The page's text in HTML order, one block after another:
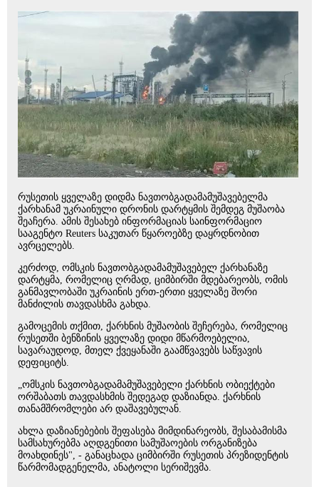
რუსეთის ყველაზე დიდმა ნავთობგადამამუშავებელმა
ქარხანამ უკრაინული დრონის დარტყმის შემდეგ მუშაობა
შეაჩერა. ამის შესახებ ინფორმაციას საინფორმაციო
სააგენტო Reuters საკუთარ წყაროებზე დაყრდნობით
ავრცელებს.
კერძოდ, ომსკის ნავთობგადამამუშავებელ ქარხანაზე
დარტყმა, რომელიც ღრმად, ციმბირში მდებარეობს, ომის
განმავლობაში უკრაინის ერთ-ერთი ყველაზე შორი
მანძილის თავდასხმა გახდა.
გამოცემის თქმით, ქარხნის მუშაობის შეჩერება, რომელიც
რუსეთში ბენზინის ყველაზე დიდი მწარმოებელია,
სავარაუდოდ, მთელ ქვეყანაში გაამწვავებს საწვავის
დეფიციტს.
„ომსკის ნავთობგადამამუშავებელი ქარხნის ობიექტები
ორშაბათს თავდასხმის შედეგად დაზიანდა. ქარხნის
თანამშრომლები არ დაშავებულან.
ახლა დაზიანებების შეფასება მიმდინარეობს, შესაბამისმა
სამსახურებმა აღდგენითი სამუშაოების ორგანიზება
მოახდინეს", - განაცხადა ციმბირში რუსეთის პრეზიდენტის
წარმომადგენელმა, ანატოლი სერიშევმა.